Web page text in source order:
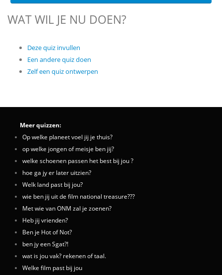
WAT WIL JE NU DOEN?
Deze quiz invullen
Een andere quiz doen
Zelf een quiz ontwerpen
Meer quizzen:
Op welke planeet voel jij je thuis?
op welke jongen of meisje ben jij?
welke schoenen passen het best bij jou ?
hoe ga jy er later uitzien?
Welk land past bij jou?
wie ben jij uit de film national treasure???
Met wie van ONM zal je zoenen?
Heb jij vrienden?
Ben je Hot of Not?
ben jy een Sgat?!
wat is jou vak? rekenen of taal.
Welke film past bij jou